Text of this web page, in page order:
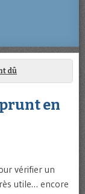
dû
en
vérifier un
utile… encore